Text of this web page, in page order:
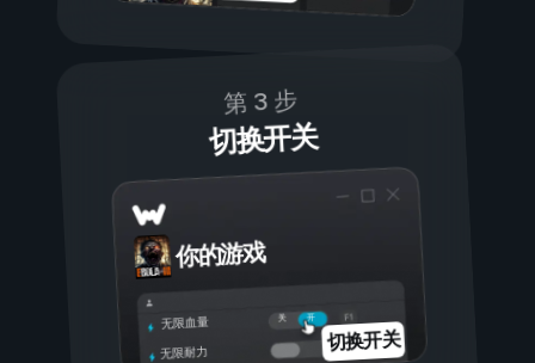
第 3 步
切换开关
你的游戏
开
关
无限血量
无限耐力
切换开关